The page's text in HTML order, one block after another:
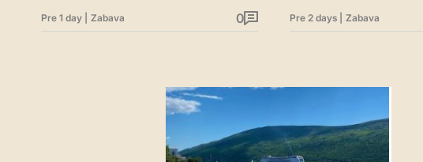
Pre 1 day Zabava 0 Pre 2 days Zabava